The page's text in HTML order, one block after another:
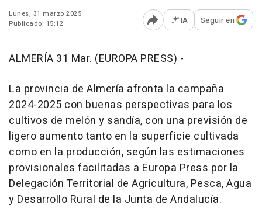
Lunes, 31 marzo 2025
Publicado: 15:12
Abrir opciones para
IA Seguir en
ALMERÍA 31 Mar. (EUROPA PRESS) -
La provincia de Almería afronta la campaña
2024-2025 con buenas perspectivas para los
cultivos de melón y sandía, con una previsión de
ligero aumento tanto en la superficie cultivada
como en la producción, según las estimaciones
provisionales facilitadas a Europa Press por la
Delegación Territorial de Agricultura, Pesca, Agua
y Desarrollo Rural de la Junta de Andalucía.